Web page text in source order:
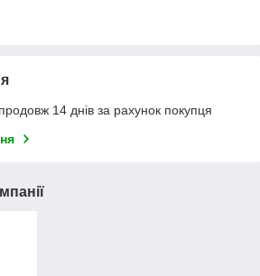
14 днів за рахунок покупця